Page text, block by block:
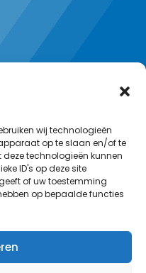
wij technologieën
op te slaan en/of te
technologieën kunnen
ID's op deze site
of uw toestemming
op bepaalde functies